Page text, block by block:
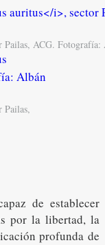
Pailas, ACG. Fotografía:
Pailas,
de establecer
por la libertad, la
profunda de